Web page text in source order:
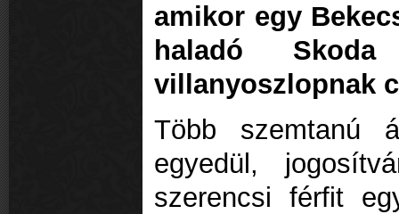
amikor egy
haladó
villanyoszlopnak
Több szemtanú
egyedül,
szerencsi férfit